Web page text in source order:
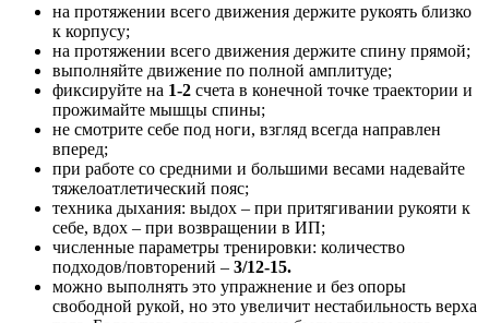
на протяжении всего движения держите рукоять близко
к корпусу;
на протяжении всего движения держите спину прямой;
выполняйте движение по полной амплитуде;
фиксируйте на 1-2 счета в конечной точке траектории и
прожимайте мышцы спины;
не смотрите себе под ноги, взгляд всегда направлен
вперед;
при работе со средними и большими весами надевайте
тяжелоатлетический пояс;
техника дыхания: выдох – при притягивании рукояти к
себе, вдох – при возвращении в ИП;
численные параметры тренировки: количество
подходов/повторений – 3/12-15.
можно выполнять это упражнение и без опоры
свободной рукой, но это увеличит нестабильность верха